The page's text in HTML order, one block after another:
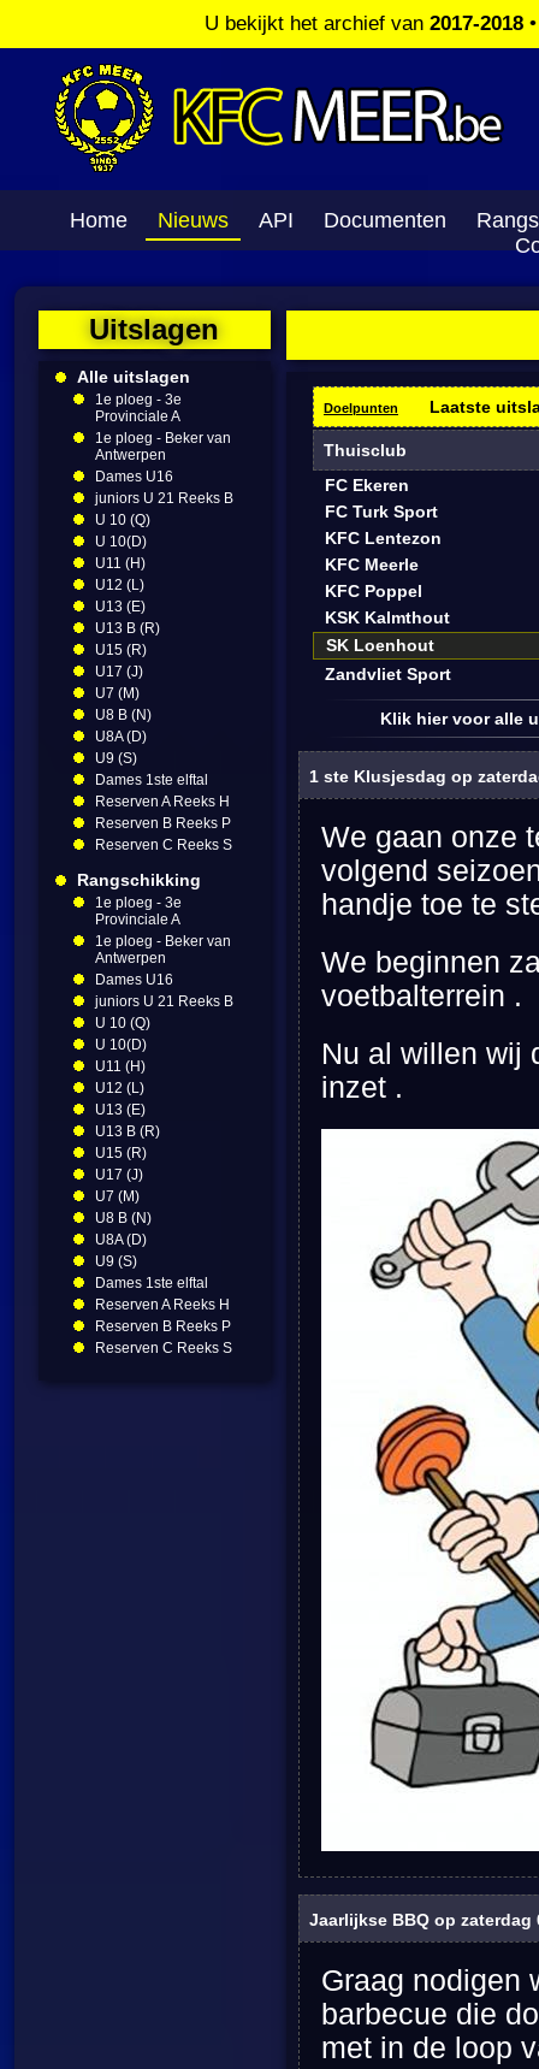
U bekijkt het archief van 2017-2018
Home Nieuws API Documenten
Uitslagen
Alle uitslagen
1e ploeg - 3e
Provinciale A
1e ploeg - Beker van
Antwerpen
Dames U16
juniors U 21 Reeks B
U 10 (Q)
U 10(D)
U11 (H)
U12 (L)
U13 (E)
U13 B (R)
U15 (R)
U17 (J)
U7 (M)
U8 B (N)
U8A (D)
U9 (S)
Dames 1ste elftal
Reserven A Reeks H
Reserven B Reeks P
Reserven C Reeks S
Rangschikking
1e ploeg - 3e
Provinciale A
1e ploeg - Beker van
Antwerpen
Dames U16
juniors U 21 Reeks B
U 10 (Q)
U 10(D)
U11 (H)
U12 (L)
U13 (E)
U13 B (R)
U15 (R)
U17 (J)
U7 (M)
U8 B (N)
U8A (D)
U9 (S)
Dames 1ste elftal
Reserven A Reeks H
Reserven B Reeks P
Reserven C Reeks S
Doelpunten Laatste
Thuisclub
FC Ekeren
FC Turk Sport
KFC Lentezon
KFC Meerle
KFC Poppel
KSK Kalmthout
SK Loenhout
Zandvliet Sport
Klik hier voor alle
1 ste Klusjesdag op
We gaan onze
volgend
handje toe te
We beginnen
voetbalterrein .
Nu al willen wij
inzet .
Jaarlijkse BBQ op zaterdag
Graag nodigen
barbecue die
met in de loop